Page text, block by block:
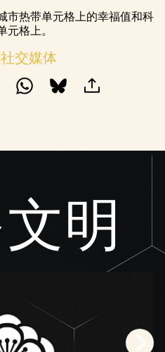
市热带单元格上的幸福值和科
格上。
交媒体
明